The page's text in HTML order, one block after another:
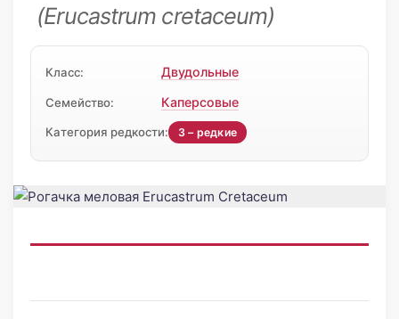
(Erucastrum cretaceum)
Класс: Двудольные
Семейство: Каперсовые
Категория редкости: 3 – редкие